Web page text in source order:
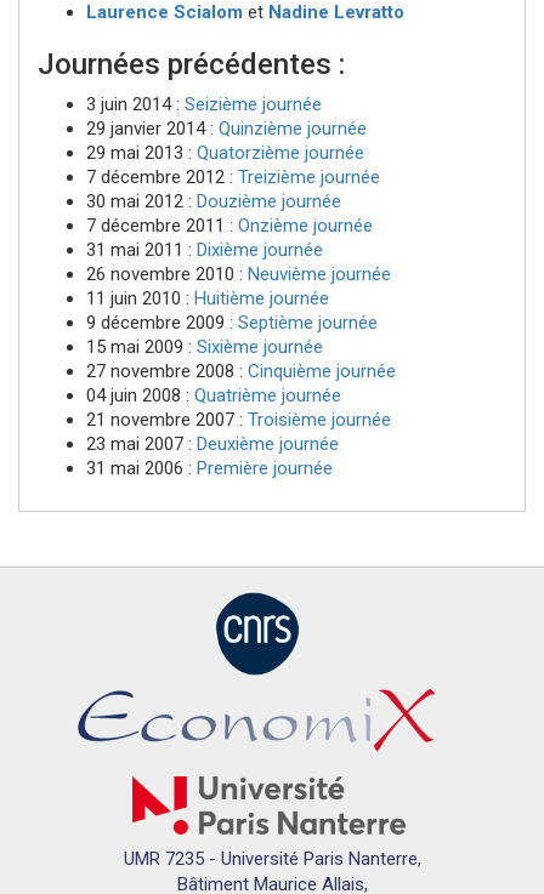
Laurence Scialom et Nadine Levratto
Journées précédentes :
3 juin 2014 : Seizième journée
29 janvier 2014 : Quinzième journée
29 mai 2013 : Quatorzième journée
7 décembre 2012 : Treizième journée
30 mai 2012 : Douzième journée
7 décembre 2011 : Onzième journée
31 mai 2011 : Dixième journée
26 novembre 2010 : Neuvième journée
11 juin 2010 : Huitième journée
9 décembre 2009 : Septième journée
15 mai 2009 : Sixième journée
27 novembre 2008 : Cinquième journée
04 juin 2008 : Quatrième journée
21 novembre 2007 : Troisième journée
23 mai 2007 : Deuxième journée
31 mai 2006 : Première journée
UMR 7235 - Université Paris Nanterre,
Bâtiment Maurice Allais,